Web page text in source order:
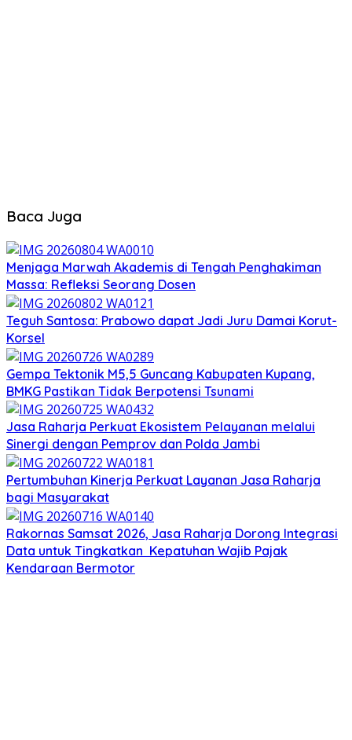
Baca Juga
Menjaga Marwah Akademis di Tengah Penghakiman
Massa: Refleksi Seorang Dosen
Teguh Santosa: Prabowo dapat Jadi Juru Damai Korut-
Korsel
Gempa Tektonik M5,5 Guncang Kabupaten Kupang,
BMKG Pastikan Tidak Berpotensi Tsunami
Jasa Raharja Perkuat Ekosistem Pelayanan melalui
Sinergi dengan Pemprov dan Polda Jambi
Pertumbuhan Kinerja Perkuat Layanan Jasa Raharja
bagi Masyarakat
Rakornas Samsat 2026, Jasa Raharja Dorong Integrasi
Data untuk Tingkatkan Kepatuhan Wajib Pajak
Kendaraan Bermotor